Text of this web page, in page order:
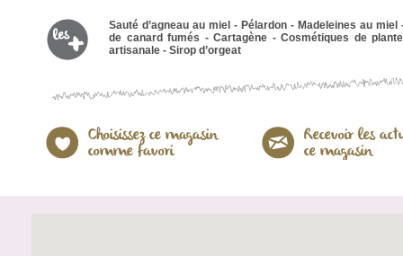
Sauté d’agneau au miel - Pélardon - Madeleines au miel
de canard fumés - Cartagène - Cosmétiques de
artisanale - Sirop d’orgeat